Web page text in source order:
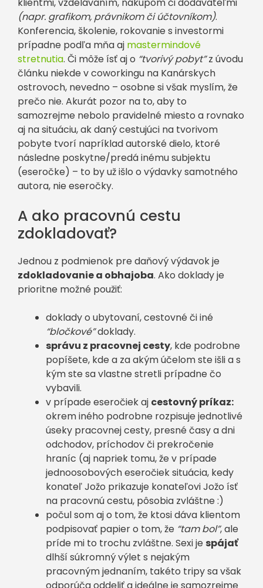
(napr. grafikom, právnikom či účtovníkom).
Konferencia, školenie, rokovanie s investormi
prípadne podľa mňa aj mastermindové
stretnutia. Či môže ísť aj o “tvorivý pobyt”z úvodu
článku niekde v coworkingu na Kanárskych
ostrovoch, nevedno – osobne si však myslím, že
prečo nie. Akurát pozor na to, aby to
samozrejme nebolo pravidelné miesto a rovnako
aj na situáciu, ak daný cestujúci na tvorivom
pobyte tvorí napríklad autorské dielo, ktoré
následne poskytne/predá inému subjektu
(eseročke) – to by už išlo o výdavky samotného
autora, nie eseročky.
A ako pracovnú cestu
zdokladovať?
Jednou z podmienok pre daňový výdavok je
zdokladovanie a obhajoba. Ako doklady je
prioritne možné použiť:
doklady o ubytovaní, cestovné či iné
“bločkové”doklady.
správu z pracovnej cesty, kde podrobne
popíšete, kde a za akým účelom ste išli a s
kým ste sa vlastne stretli prípadne čo
vybavili.
v prípade eseročiek aj cestovný príkaz:
okrem iného podrobne rozpisuje jednotlivé
úseky pracovnej cesty, presné časy a dni
odchodov, príchodov či prekročenie
hraníc (aj napriek tomu, že v prípade
jednoosobových eseročiek situácia, kedy
konateľ Jožo prikazuje konateľovi Jožo ísť
na pracovnú cestu, pôsobia zvláštne :)
počul som aj o tom, že ktosi dáva klientom
podpisovať papier o tom, že “tam bol”, ale
príde mi to trochu zvláštne. Sexi je spájať
dlhší súkromný výlet s nejakým
pracovným jednaním, takéto tripy sa však